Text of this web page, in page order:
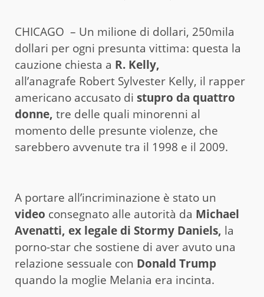
CHICAGO – Un milione di dollari, 250mila
dollari per ogni presunta vittima: questa la
cauzione chiesta a R. Kelly,
all’anagrafe Robert Sylvester Kelly, il rapper
americano accusato di stupro da quattro
donne, tre delle quali minorenni al
momento delle presunte violenze, che
sarebbero avvenute tra il 1998 e il 2009.
A portare all’incriminazione è stato un
video consegnato alle autorità da Michael
Avenatti, ex legale di Stormy Daniels, la
porno-star che sostiene di aver avuto una
relazione sessuale con Donald Trump
quando la moglie Melania era incinta.